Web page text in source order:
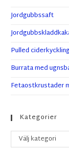
Jordgubbssaft
Pulled
Burrata med
Fetaostkrustader
Kategorier
Välj kategori